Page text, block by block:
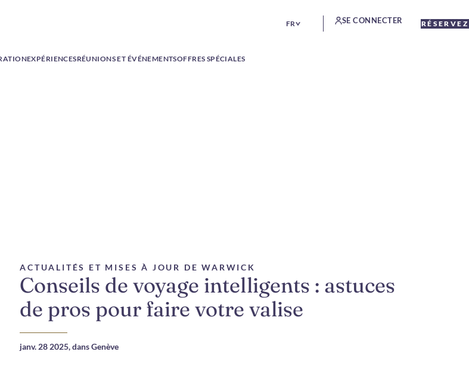
FR SE CONNECTER RÉSERVEZ
EXPÉRIENCESRÉUNIONS ET ÉVÉNEMENTSOFFRES SPÉCIALES
ACTUALITÉS ET MISES À JOUR DE WARWICK
Conseils de voyage intelligents : astuces
de pros pour faire votre valise
janv. 28 2025,dans Genève